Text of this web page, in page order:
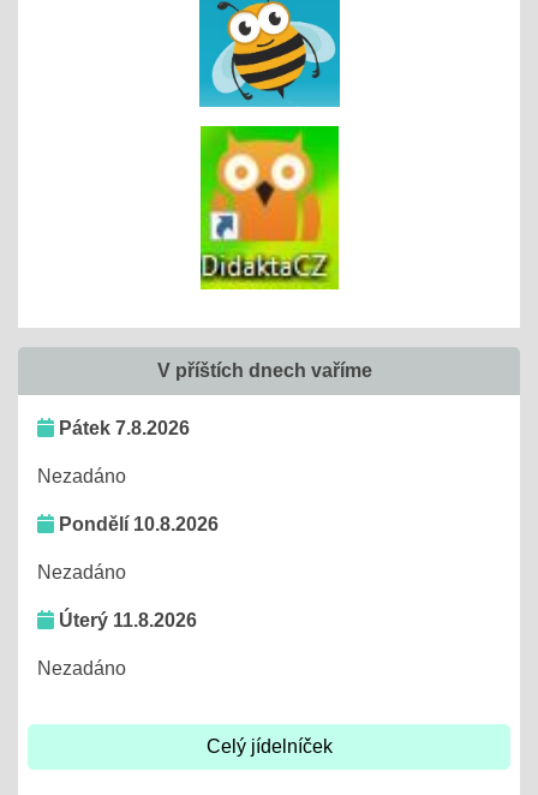
V příštích dnech vaříme
Pátek 7.8.2026
Nezadáno
Pondělí 10.8.2026
Nezadáno
Úterý 11.8.2026
Nezadáno
Celý jídelníček